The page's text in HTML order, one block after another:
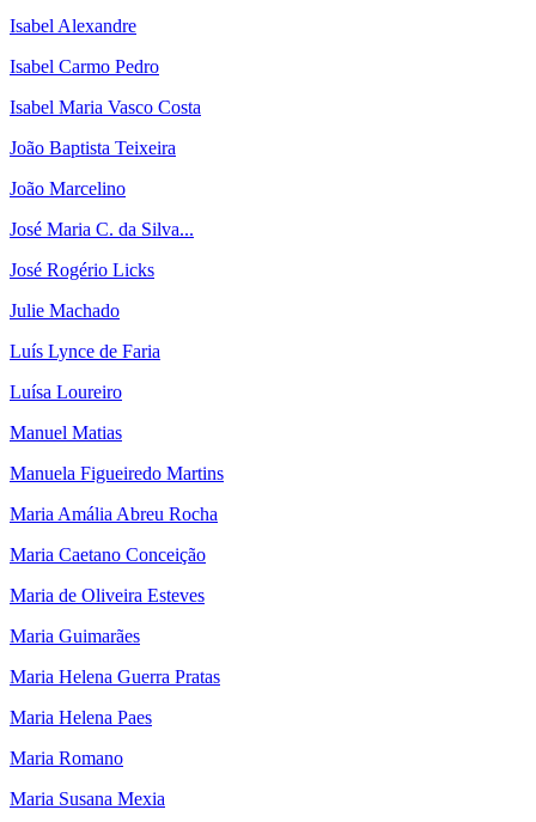
Isabel Alexandre
Isabel Carmo Pedro
Isabel Maria Vasco Costa
João Baptista Teixeira
João Marcelino
José Maria C. da Silva...
José Rogério Licks
Julie Machado
Luís Lynce de Faria
Luísa Loureiro
Manuel Matias
Manuela Figueiredo Martins
Maria Amália Abreu Rocha
Maria Caetano Conceição
Maria de Oliveira Esteves
Maria Guimarães
Maria Helena Guerra Pratas
Maria Helena Paes
Maria Romano
Maria Susana Mexia